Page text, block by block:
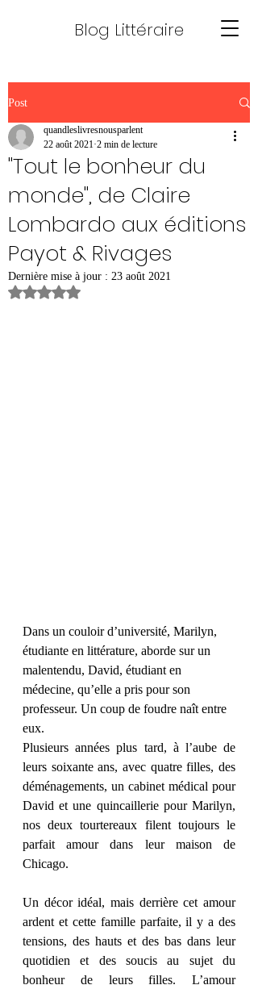
Blog Littéraire
Post
"Tout le bonheur du
monde", de Claire
Lombardo aux éditions
Payot & Rivages
quandleslivresnousparlent
22 août 2021 2 min de lecture
Dernière mise à jour : 23 août 2021
Noté NaN étoiles sur 5.
Dans un couloir d’université, Marilyn,
étudiante en littérature, aborde sur un
malentendu, David, étudiant en
médecine, qu’elle a pris pour son
professeur. Un coup de foudre naît entre
eux.
Plusieurs années plus tard, à l’aube de
leurs soixante ans, avec quatre filles, des
déménagements, un cabinet médical pour
David et une quincaillerie pour Marilyn,
nos deux tourtereaux filent toujours le
parfait amour dans leur maison de
Chicago.
Un décor idéal, mais derrière cet amour
ardent et cette famille parfaite, il y a des
tensions, des hauts et des bas dans leur
quotidien et des soucis au sujet du
bonheur de leurs filles. L’amour